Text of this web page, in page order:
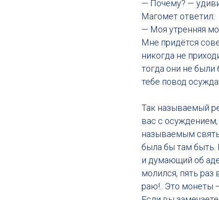
— Почему? —
Магомет ответил:
— Моя утренняя
Мне придётся
никогда не
тогда они не
тебе повод
Так называемый
вас с
называемым
была бы там
и думающий об
молился, пять раз
раю!.. Это монеты